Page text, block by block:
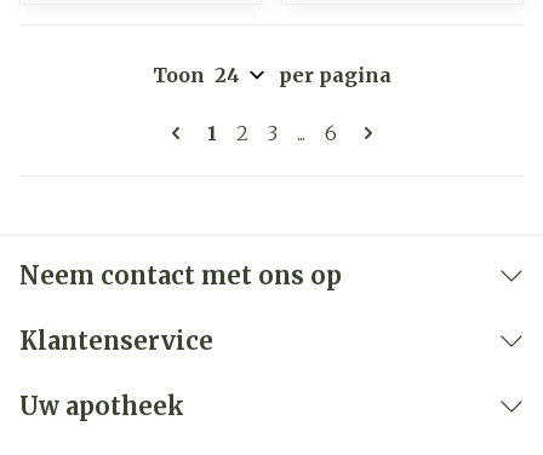
Pagina's
U lees momenteel pagina
1 Pagina
2 Pagina
3 ... Pagina
6
Toon per pagina
Neem contact met ons op
Klantenservice
Uw apotheek